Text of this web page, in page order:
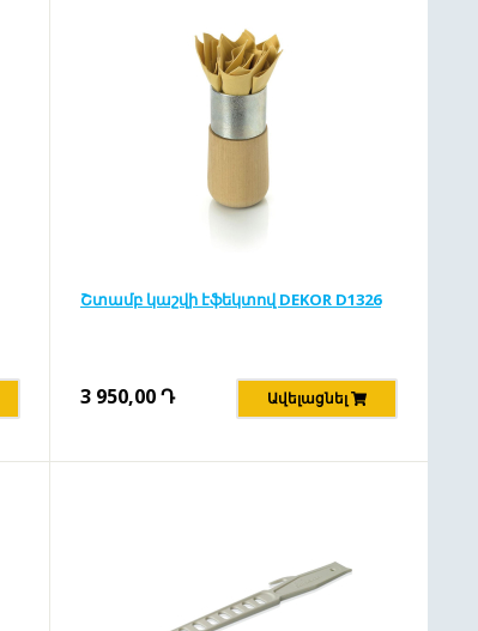
Շտամբ կաշվի էֆեկտով DEKOR D1326
3 950,00Դ Ավելացնել